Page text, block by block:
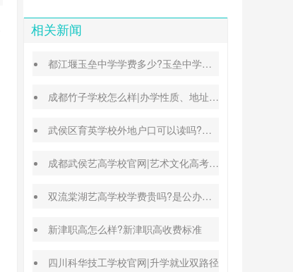
相关新闻
都江堰玉垒中学学费多少?玉垒中学录取分数线
成都竹子学校怎么样|办学性质、地址、学费汇总
武侯区育英学校外地户口可以读吗?转学插班条件
成都武侯艺高学校官网|艺术文化高考班能高考吗
双流棠湖艺高学校学费贵吗?是公办还是民办
新津职高怎么样?新津职高收费标准
四川科华技工学校官网|升学就业双路径